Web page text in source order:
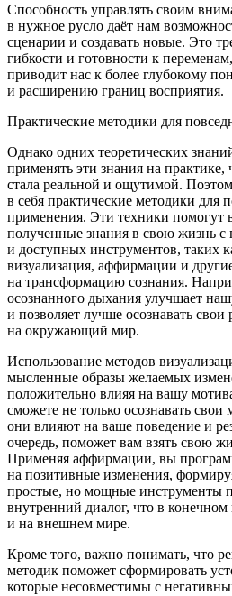
Способность управлять своим вн
в нужное русло даёт нам
сценарии и создавать новые. Это
гибкости и готовности к
приводит нас к более глубокому пон
и расширению границ восприятия.
Практические методики для
Однако одних теоретических
применять эти знания на
стала реальной и ощутимой.
в себя практические методики для
применения. Эти техники помогут
полученные знания в свою жизнь
и доступных инструментов, таких
визуализация, аффирмации и
на трансформацию сознания.
осознанного дыхания улучшает
и позволяет лучше осознавать свои
на окружающий мир.
Использование методов
мысленные образы желаемых
положительно влияя на вашу
сможете не только осознавать
они влияют на ваше поведение и
очередь, поможет вам взять свою
Применяя аффирмации, вы
на позитивные изменения,
простые, но мощные инструменты
внутренний диалог, что в конечном
и на внешнем мире.
Кроме того, важно понимать, что
методик поможет сформировать
которые несовместимы с